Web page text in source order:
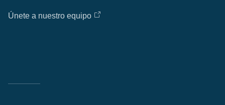
Únete a nuestro equipo